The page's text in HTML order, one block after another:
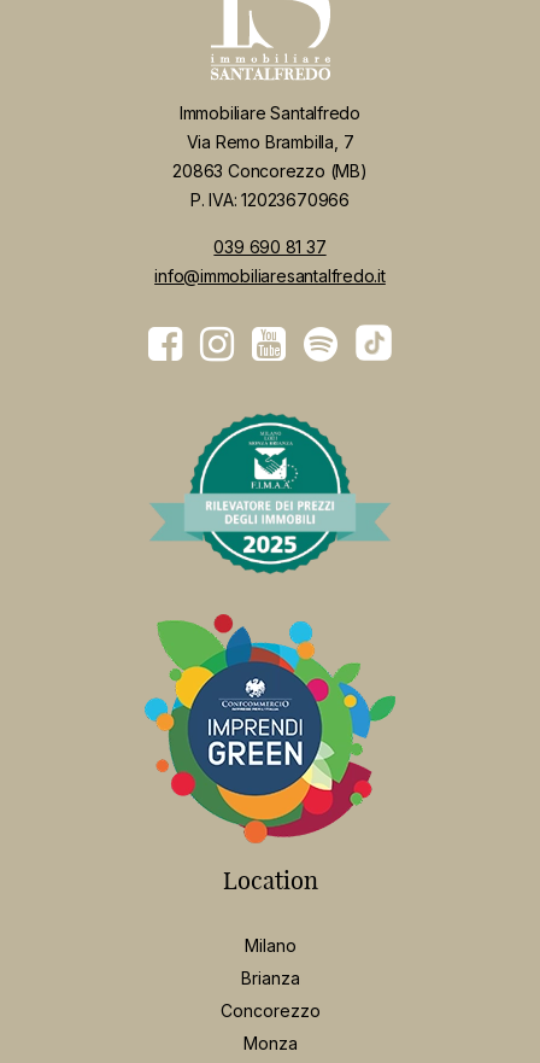
Immobiliare Santalfredo
Via Remo Brambilla, 7
20863 Concorezzo (MB)
P. IVA: 12023670966
039 690 81 37
info@immobiliaresantalfredo.it
Location
Milano
Brianza
Concorezzo
Monza